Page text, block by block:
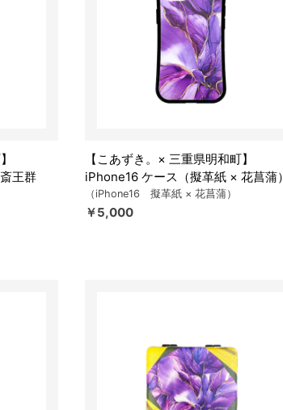
王群
【こあずき。× 三重県明和町】
iPhone16 ケース（擬革紙 × 花菖蒲）
（iPhone16 擬革紙 × 花菖蒲）
￥5,000